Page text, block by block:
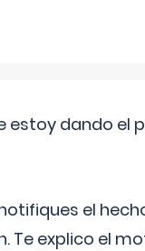
estoy dando el
el
Te explico el